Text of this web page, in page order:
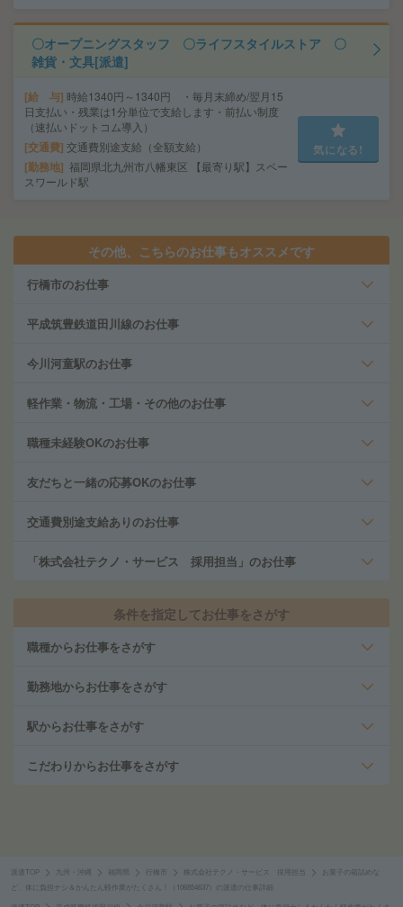
〇オープニングスタッフ 〇ライフスタイルストア 〇
雑貨・文具[派遣]
給 与 時給1340円～1340円 ・毎月末締め/翌月15
日支払い・残業は1分単位で支給します・前払い制度
（速払いドットコム導入）
交通費 交通費別途支給（全額支給）
勤務地 福岡県北九州市八幡東区 【最寄り駅】スペー
スワールド駅
気になる!
その他、こちらのお仕事もオススメです
行橋市のお仕事
平成筑豊鉄道田川線のお仕事
今川河童駅のお仕事
軽作業・物流・工場・その他のお仕事
職種未経験OKのお仕事
友だちと一緒の応募OKのお仕事
交通費別途支給ありのお仕事
「株式会社テクノ・サービス 採用担当」のお仕事
条件を指定してお仕事をさがす
職種からお仕事をさがす
勤務地からお仕事をさがす
駅からお仕事をさがす
こだわりからお仕事をさがす
派遣TOP 九州・沖縄 福岡県 行橋市 株式会社テクノ・サービス 採用担当
お菓子の箱詰めな
ど、体に負担ナシ＆かんたん軽作業がたくさん！（106854637）の派遣の仕事詳細